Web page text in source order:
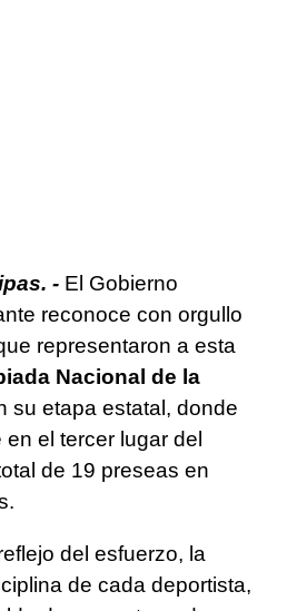
- El Gobierno
reconoce con orgullo
representaron a esta
Nacional de la
su etapa estatal, donde
el tercer lugar del
de 19 preseas en
del esfuerzo, la
de cada deportista,